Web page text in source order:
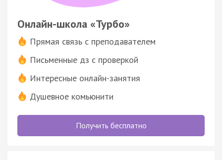
Онлайн-школа «Турбо»
Прямая связь с преподавателем
Письменные дз с проверкой
Интересные онлайн-занятия
Душевное комьюнити
Получить бесплатно